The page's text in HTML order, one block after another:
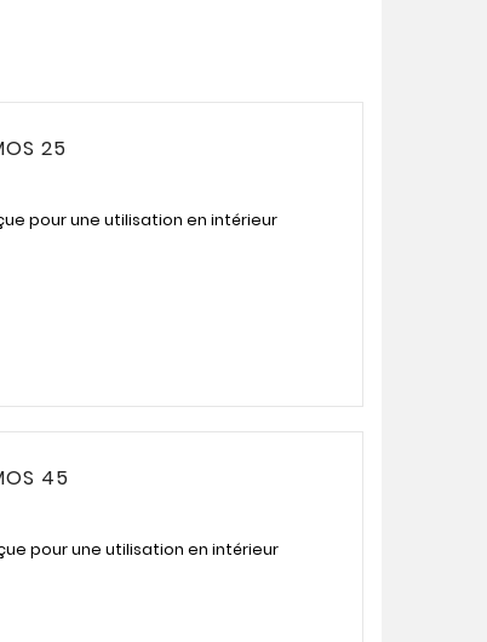
25
pour une utilisation en intérieur
45
pour une utilisation en intérieur